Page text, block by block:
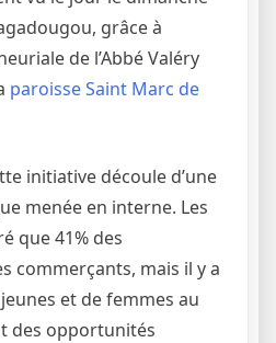
grâce à
de l’Abbé Valéry
paroisse Saint Marc de
initiative découle d’une
menée en interne. Les
que 41% des
commerçants, mais il y a
et de femmes au
des opportunités